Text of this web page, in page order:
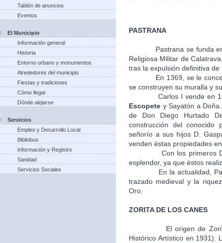
Tablón de anuncios
Eventos
El Municipio
Información general
Historia
Entorno urbano y monumentos
Alrededores del municipio
Fiestas y tradiciones
Cómo llegar
Dónde alojarse
Servicios
Empleo y Desarrollo Local
Bibliobus
Información y Registro
Sanidad
Servicios Sociales
PASTRANA
Pastrana se funda
Religiosa Militar de
tras la expulsión definitiva de
En 1369, se le concede
se construyen su muralla y
Carlos I vende en
Escopete y Sayatón a
de Don Diego Hurtado
construcción del conocido
señorío a sus hijos D.
venden éstas propiedades
Con los primeros
esplendor, ya que éstos
En la actualidad,
trazado medieval y la
Oro.
ZORITA DE LOS CANES
El origen de
Histórico Artístico en 1931).